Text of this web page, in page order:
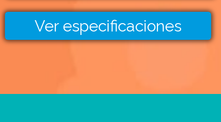
Ver especificaciones